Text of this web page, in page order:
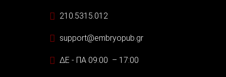
210.5315.012
support@embryopub.gr
ΔΕ - ΠΑ 09:00 – 17:00